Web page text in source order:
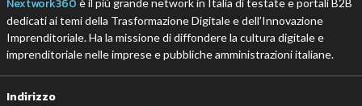
Nextwork360
dedicati ai temi della Trasformazione Digitale e dell’Innovazione
Imprenditoriale. Ha la missione di diffondere la cultura digitale e
imprenditoriale nelle imprese e pubbliche amministrazioni italiane.
Indirizzo